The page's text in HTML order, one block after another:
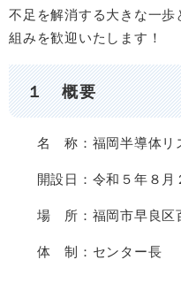
不足を解消する大きな一歩
組みを歓迎いたします！
１ 概要
名 称：福岡半導体リス
開設日：令和５年８月
場 所：福岡市早良区百
体 制：センター長
（東京大